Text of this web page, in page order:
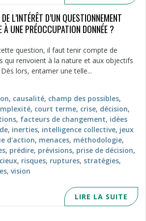
L’INTÉRÊT D’UN QUESTIONNEMENT
À UNE PRÉOCCUPATION DONNÉE ?
question, il faut tenir compte de
qui renvoient à la nature et aux objectifs
lors, entamer une telle...
, causalité, champ des possibles,
, court terme, crise, décision,
, facteurs de changement, idées
, inerties, intelligence collective, jeux
d'action, menaces, méthodologie,
, prédire, prévisions, prise de décision,
, risques, ruptures, stratégies,
, vision
LIRE LA SUITE